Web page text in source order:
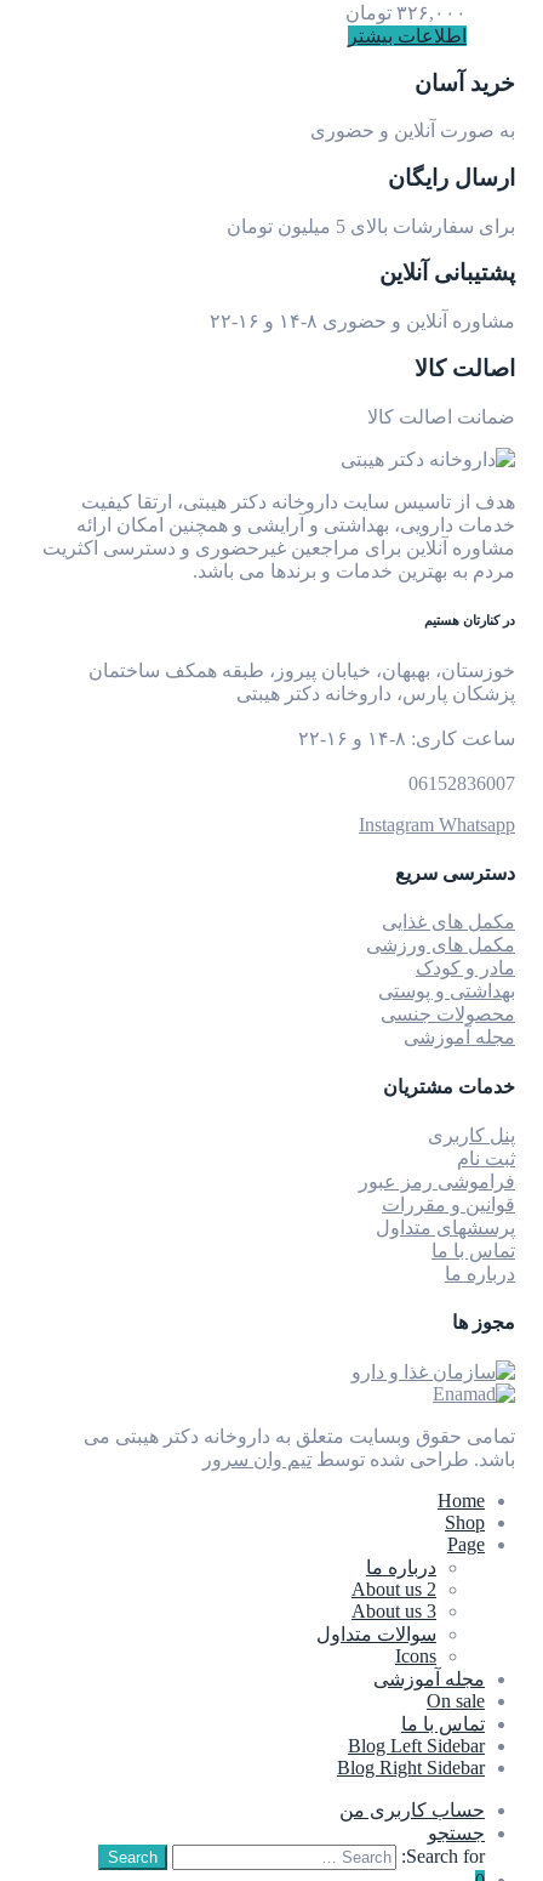
۳۲۶,۰۰۰ تومان
اطلاعات بیشتر
خرید آسان
به صورت آنلاین و حضوری
ارسال رایگان
برای سفارشات بالای 5 میلیون تومان
پشتیبانی آنلاین
مشاوره آنلاین و حضوری ۸-۱۴ و ۱۶-۲۲
اصالت کالا
ضمانت اصالت کالا
هدف از تاسیس سایت داروخانه دکتر هیبتی، ارتقا کیفیت
خدمات دارویی، بهداشتی و آرایشی و همچنین امکان ارائه
مشاوره آنلاین برای مراجعین غیرحضوری و دسترسی اکثریت
مردم به بهترین خدمات و برندها می باشد.
در کنارتان هستیم
خوزستان، بهبهان، خیابان پیروز، طبقه همکف ساختمان
پزشکان پارس، داروخانه دکتر هیبتی
ساعت کاری: ۸-۱۴ و ۱۶-۲۲
06152836007
Instagram Whatsapp
دسترسی سریع
مکمل های غذایی
مکمل های ورزشی
مادر و کودک
بهداشتی و پوستی
محصولات جنسی
مجله آموزشی
خدمات مشتریان
پنل کاربری
ثبت نام
فراموشی رمز عبور
قوانین و مقررات
پرسشهای متداول
تماس با ما
درباره ما
مجوز ها
تمامی حقوق وبسایت متعلق به داروخانه دکتر هیبتی می
باشد. طراحی شده توسط تیم وان سرور
Home
Shop
Page
درباره ما
About us 2
About us 3
سوالات متداول
Icons
مجله آموزشی
On sale
تماس با ما
Blog Left Sidebar
Blog Right Sidebar
حساب کاربری من
جستجو
Search for:
Search